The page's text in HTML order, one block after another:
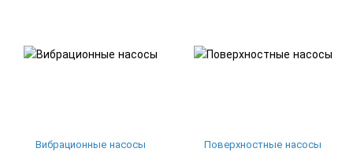
Вибрационные насосы Поверхностные насосы